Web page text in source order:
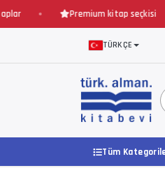
Premium kitap seçkisi
TÜRKÇE
Tüm